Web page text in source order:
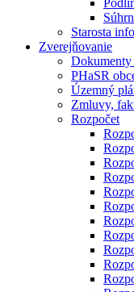
Starosta
Zverejňovanie
Dokumenty
PHaSR
Územný
Zmluvy,
Rozpočet